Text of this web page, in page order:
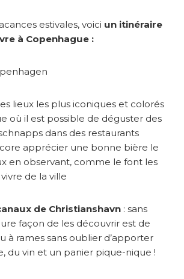
estivales, voici un itinéraire
à Copenhague :
lieux les plus iconiques et colorés
où il est possible de déguster des
dans des restaurants
apprécier une bonne bière le
en observant, comme le font les
de la ville
de Christianshavn : sans
façon de les découvrir est de
à rames sans oublier d’apporter
du vin et un panier pique-nique !